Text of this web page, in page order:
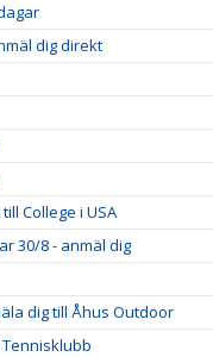
dig direkt
College i USA
30/8 - anmäl dig
dig till Åhus Outdoor